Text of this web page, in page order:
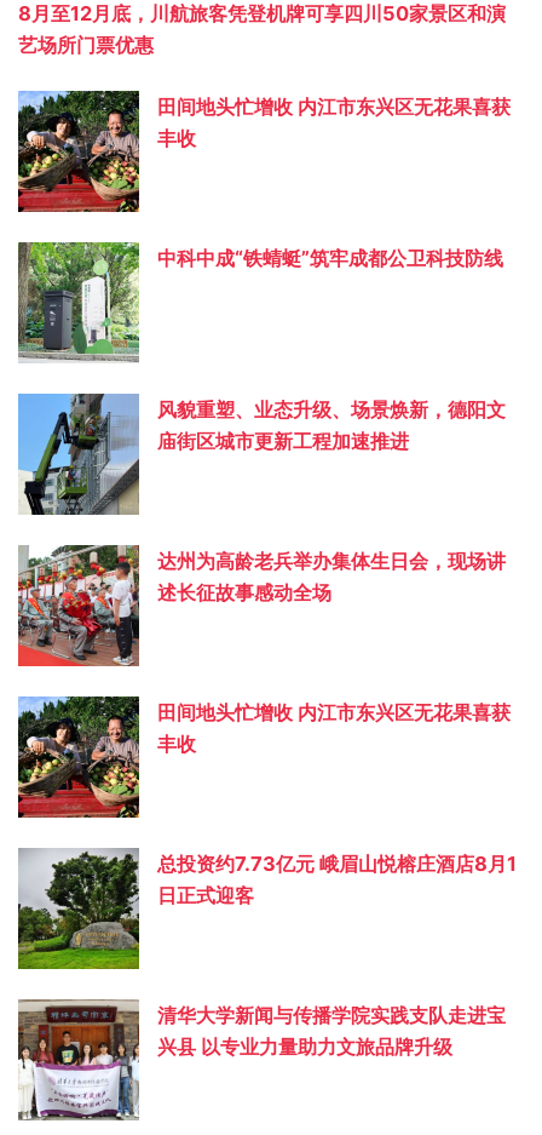
8月至12月底，川航旅客凭登机牌可享四川50家景区和演
艺场所门票优惠
田间地头忙增收 内江市东兴区无花果喜获
丰收
中科中成“铁蜻蜓”筑牢成都公卫科技防线
风貌重塑、业态升级、场景焕新，德阳文
庙街区城市更新工程加速推进
达州为高龄老兵举办集体生日会，现场讲
述长征故事感动全场
田间地头忙增收 内江市东兴区无花果喜获
丰收
总投资约‌7.73亿元 峨眉山悦榕庄酒店8月1
日正式迎客
清华大学新闻与传播学院实践支队走进宝
兴县 以专业力量助力文旅品牌升级